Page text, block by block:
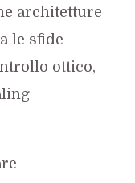
architetture
le sfide
ottico,